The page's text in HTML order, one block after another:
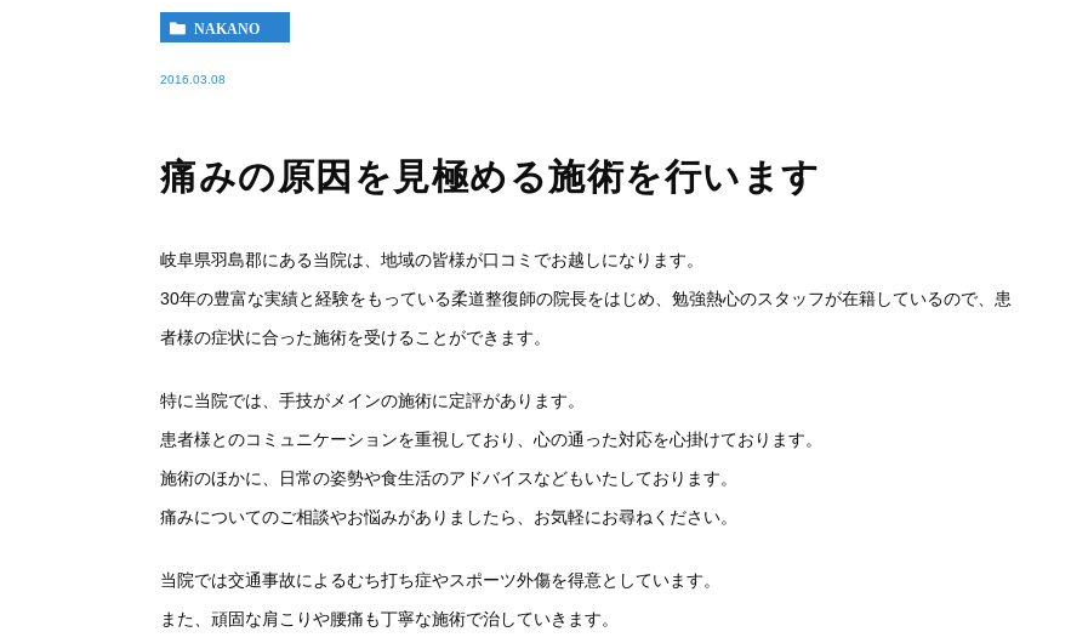
NAKANO
2016.03.08
痛みの原因を見極める施術を行います
岐阜県羽島郡にある当院は、地域の皆様が口コミでお越しになります。
30年の豊富な実績と経験をもっている柔道整復師の院長をはじめ、勉強熱心のスタッフが在籍しているので、患
者様の症状に合った施術を受けることができます。
特に当院では、手技がメインの施術に定評があります。
患者様とのコミュニケーションを重視しており、心の通った対応を心掛けております。
施術のほかに、日常の姿勢や食生活のアドバイスなどもいたしております。
痛みについてのご相談やお悩みがありましたら、お気軽にお尋ねください。
当院では交通事故によるむち打ち症やスポーツ外傷を得意としています。
また、頑固な肩こりや腰痛も丁寧な施術で治していきます。